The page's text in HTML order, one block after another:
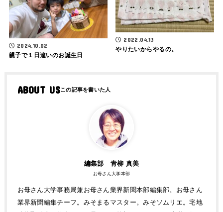
2024.10.02
親子で１日違いのお誕生日
2022.04.13
やりたいからやるの。
ABOUT US
編集部 青柳 真美
お母さん大学本部
お母さん大学事務局兼お母さん業界新聞本部編集部。お母さん
業界新聞編集チーフ。みそまるマスター。みそソムリエ。宅地